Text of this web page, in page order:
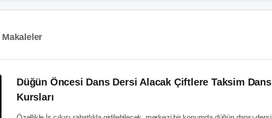
Makaleler
Düğün Öncesi Dans Dersi Alacak Çiftlere Taksim Dans
Kursları